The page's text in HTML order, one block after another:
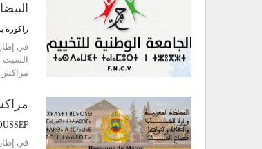
زاكورة
في
مراكش